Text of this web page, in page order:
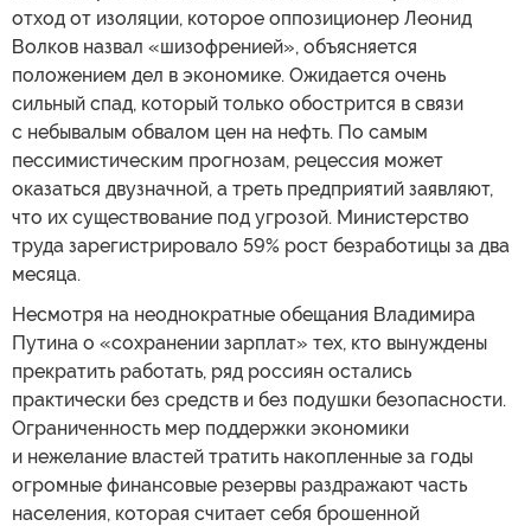
отход от изоляции, которое оппозиционер Леонид
Волков назвал «шизофренией», объясняется
положением дел в экономике. Ожидается очень
сильный спад, который только обострится в связи
с небывалым обвалом цен на нефть. По самым
пессимистическим прогнозам, рецессия может
оказаться двузначной, а треть предприятий заявляют,
что их существование под угрозой. Министерство
труда зарегистрировало 59% рост безработицы за два
месяца.
Несмотря на неоднократные обещания Владимира
Путина о «сохранении зарплат» тех, кто вынуждены
прекратить работать, ряд россиян остались
практически без средств и без подушки безопасности.
Ограниченность мер поддержки экономики
и нежелание властей тратить накопленные за годы
огромные финансовые резервы раздражают часть
населения, которая считает себя брошенной